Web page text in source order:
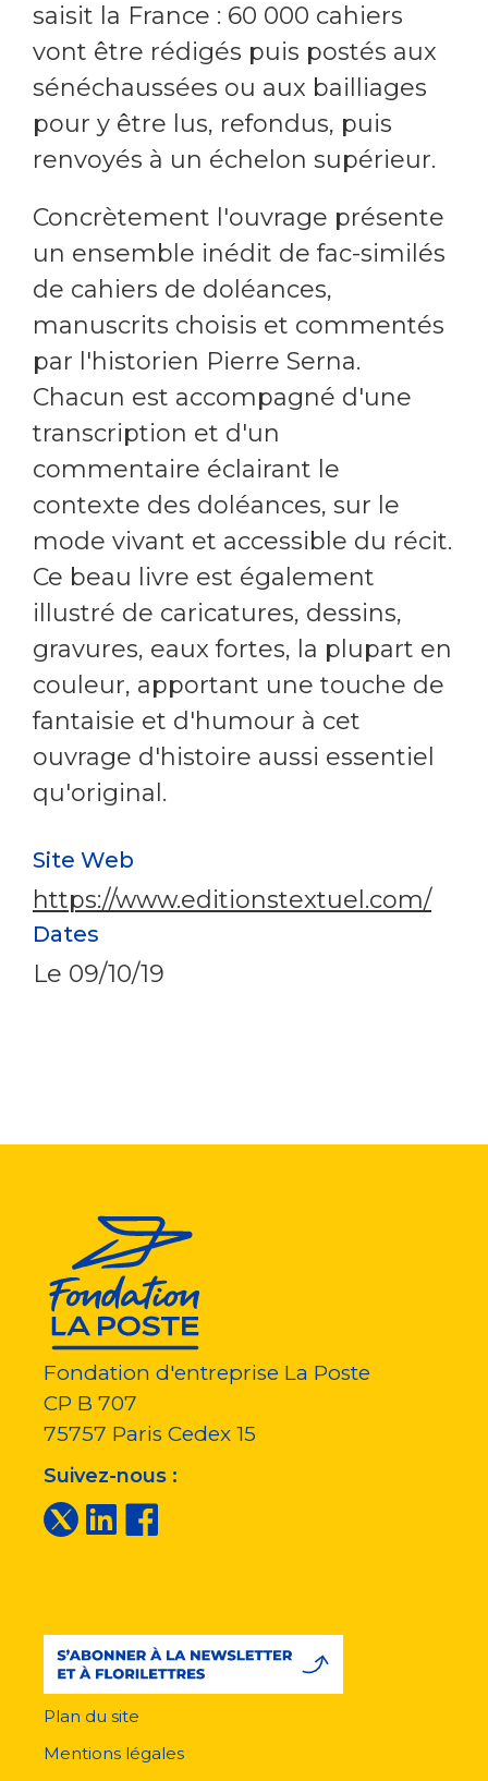
saisit la France : 60 000 cahiers
vont être rédigés puis postés aux
sénéchaussées ou aux bailliages
pour y être lus, refondus, puis
renvoyés à un échelon supérieur.
Concrètement l'ouvrage présente
un ensemble inédit de fac-similés
de cahiers de doléances,
manuscrits choisis et commentés
par l'historien Pierre Serna.
Chacun est accompagné d'une
transcription et d'un
commentaire éclairant le
contexte des doléances, sur le
mode vivant et accessible du récit.
Ce beau livre est également
illustré de caricatures, dessins,
gravures, eaux fortes, la plupart en
couleur, apportant une touche de
fantaisie et d'humour à cet
ouvrage d'histoire aussi essentiel
qu'original.
Site Web
https://www.editionstextuel.com/
Dates
Le 09/10/19
Fondation d'entreprise La Poste
CP B 707
75757 Paris Cedex 15
Suivez-nous :
pied
Plan du site
Mentions légales